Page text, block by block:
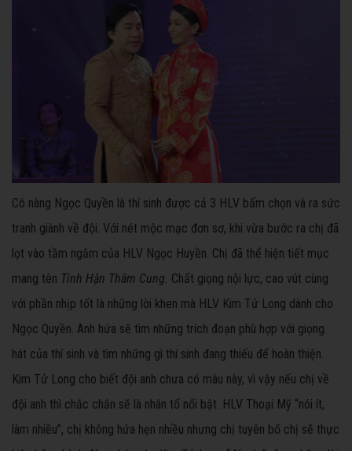
Cô nàng Ngọc Quyền là thí sinh được cả 3 HLV bấm chọn và ra sức
tranh giành về đội. Với nét mộc mạc đơn sơ, khi vừa bước ra chị đã
lọt vào tầm ngắm của HLV Ngọc Huyền. Chị đã thể hiện tiết mục
mang tên Tình Hận Thâm Cung. Chất giọng nội lực, cao vút cùng
với phần nhịp tốt là những lời khen mà HLV Kim Tử Long dành cho
Ngọc Quyền. Anh hứa sẽ tìm những trích đoạn phù hợp với giọng
hát của thí sinh và tìm những gì thí sinh đang thiếu để hoàn thiện.
Kim Tử Long cho biết đội anh chưa có màu này, vì vậy nếu chị về
đội anh thì chắc chắn sẽ là nhân tố nổi bật. HLV Thoại Mỹ “nói ít,
làm nhiều”, chị không hứa hẹn nhiều nhưng chị tuyên bố chị sẽ thực